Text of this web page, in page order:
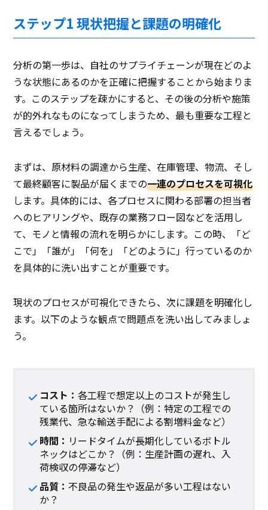
ステップ1 現状把握と課題の明確化
分析の第一歩は、自社のサプライチェーンが現在どのよ
うな状態にあるのかを正確に把握することから始まりま
す。このステップを疎かにすると、その後の分析や施策
が的外れなものになってしまうため、最も重要な工程と
言えるでしょう。
まずは、原材料の調達から生産、在庫管理、物流、そし
て最終顧客に製品が届くまでの一連のプロセスを可視化
します。具体的には、各プロセスに関わる部署の担当者
へのヒアリングや、既存の業務フロー図などを活用し
て、モノと情報の流れを明らかにします。この時、「ど
こで」「誰が」「何を」「どのように」行っているのか
を具体的に洗い出すことが重要です。
現状のプロセスが可視化できたら、次に課題を明確化し
ます。以下のような観点で問題点を洗い出してみましょ
う。
コスト：各工程で想定以上のコストが発生し
ている箇所はないか？（例：特定の工程での
残業代、急な輸送手配による割増料金など）
時間： リードタイムが長期化しているボトル
ネックはどこか？（例：生産計画の遅れ、入
荷検収の停滞など）
品質： 不良品の発生や返品が多い工程はない
か？